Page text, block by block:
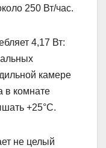
250 Вт/час.
4,17 Вт:
камере
в комнате
+25°C.
не целый